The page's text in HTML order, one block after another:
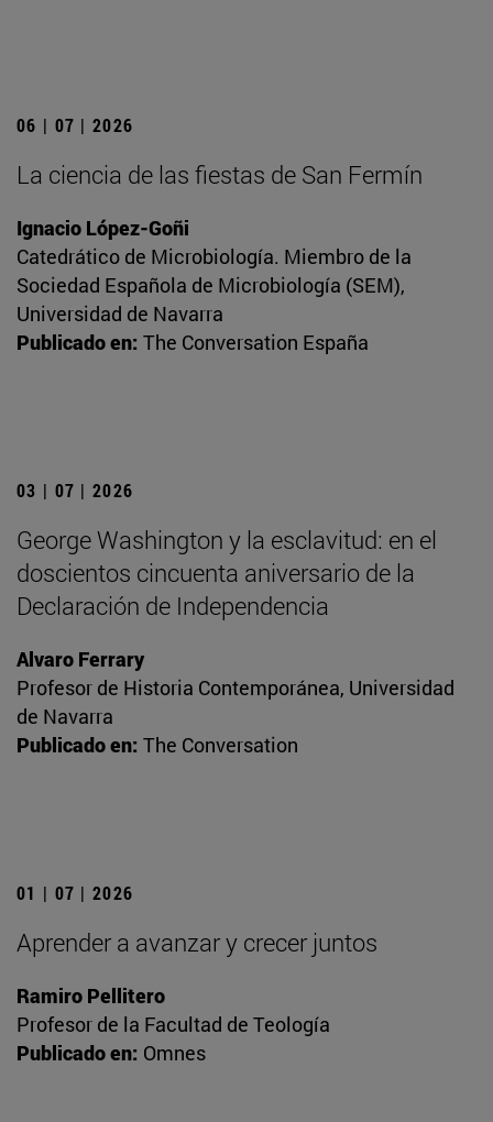
06 | 07 | 2026
La ciencia de las fiestas de San Fermín
Ignacio López-Goñi
Catedrático de Microbiología. Miembro de la
Sociedad Española de Microbiología (SEM),
Universidad de Navarra
Publicado en: The Conversation España
03 | 07 | 2026
George Washington y la esclavitud: en el
doscientos cincuenta aniversario de la
Declaración de Independencia
Alvaro Ferrary
Profesor de Historia Contemporánea, Universidad
de Navarra
Publicado en: The Conversation
01 | 07 | 2026
Aprender a avanzar y crecer juntos
Ramiro Pellitero
Profesor de la Facultad de Teología
Publicado en: Omnes